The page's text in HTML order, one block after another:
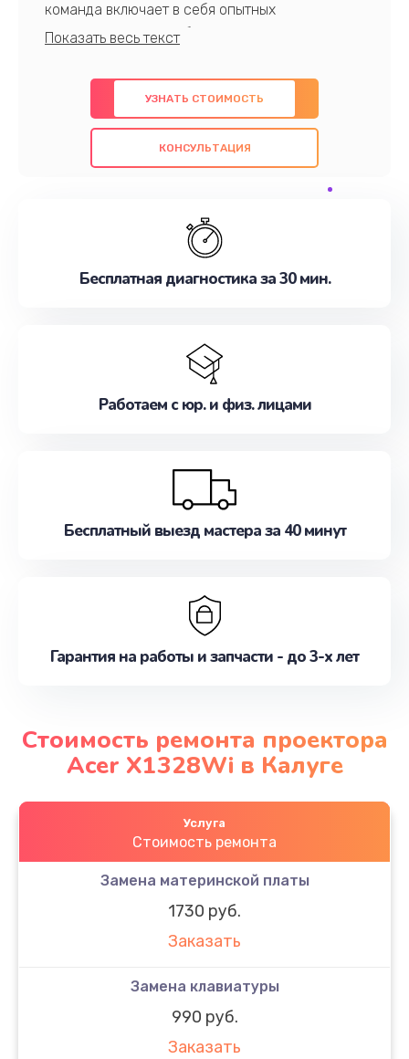
команда включает в себя опытных
профессионалов с обширными знаниями и
предлагаем быстрый и качественный ремонт с
использованием оригинальных компонентов, а
также гарантируем качество всех
проведенных работ. Наша цель - предоставить
наилучшим образом. Не медлите записаться на
УЗНАТЬ СТОИМОСТЬ
КОНСУЛЬТАЦИЯ
Бесплатная диагностика за 30 мин.
Работаем с юр. и физ. лицами
Бесплатный выезд мастера за 40 минут
Гарантия на работы и запчасти - до 3-х лет
Стоимость ремонта проектора
Acer X1328Wi в Калуге
Услуга
Стоимость ремонта
Замена материнской платы
1730 руб.
Заказать
Замена клавиатуры
990 руб.
Заказать